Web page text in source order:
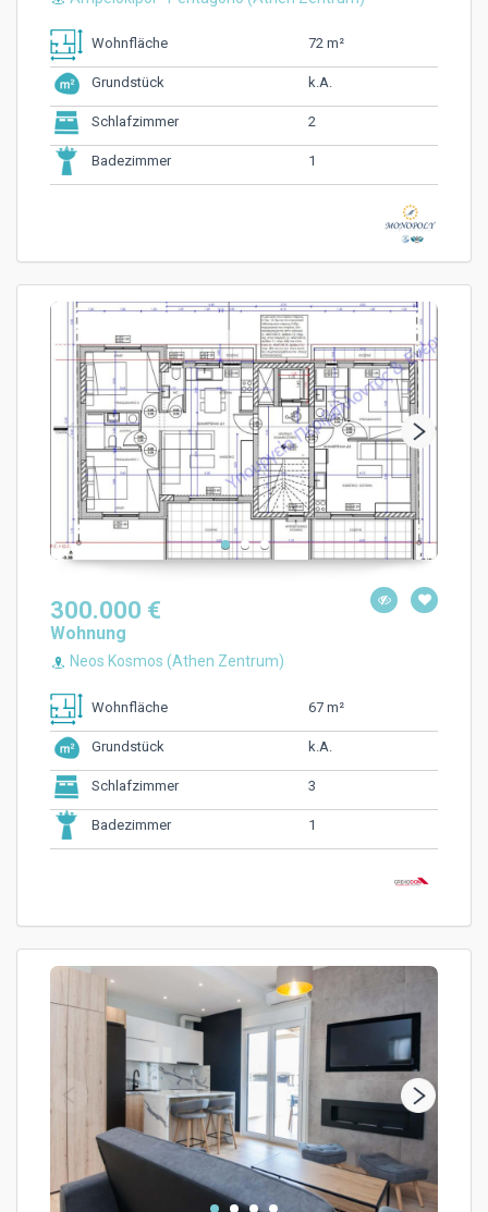
Wohnfläche 72 m²
Grundstück k.A.
Schlafzimmer 2
Badezimmer 1
300.000 €
Wohnung
Neos Kosmos (Athen Zentrum)
Wohnfläche 67 m²
Grundstück k.A.
Schlafzimmer 3
Badezimmer 1